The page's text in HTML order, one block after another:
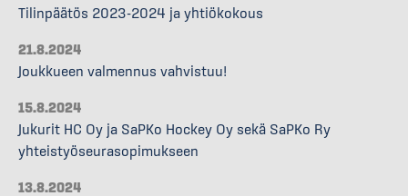
Tilinpäätös 2023-2024 ja yhtiökokous
21.8.2024
Joukkueen valmennus vahvistuu!
15.8.2024
Jukurit HC Oy ja SaPKo Hockey Oy sekä SaPKo Ry
yhteistyöseurasopimukseen
13.8.2024